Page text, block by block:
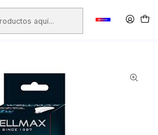
Electricidad - Iluminación
WELLMAX 11W LUZ FRIA SUPER